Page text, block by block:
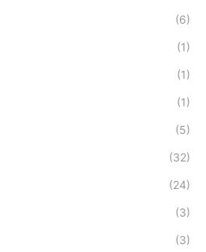
(6)
(1)
(1)
(1)
(5)
(32)
(24)
(3)
(3)